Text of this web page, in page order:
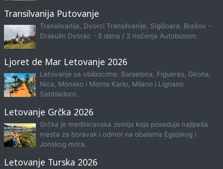
Transilvanija Putovanje
Transilvanija, Dvorci Transilvanije, Sigišoara, Brašov -
Drakulin Dvorac - 5 dana / 2 noćenja Autobusom.
Ljoret de Mar Letovanje 2026
Letovanje sa obilascima: Barselona, Figueras, Girona,
Nica, Monako i Monte Karlo, Milano i Lignano
Sabbiadoro.
Letovanje Grčka 2026
Grčka je mediteranska zemlja koja poseduje najlpeša
mesta za boravak i odmor na obalama Egejskog i
Jonskog mora.
Letovanje Turska 2026